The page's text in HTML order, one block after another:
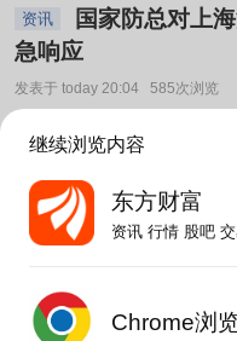
资讯
急响应
发表于 today 20:04 585次浏览
资讯
伊朗：美军使用磷弹实施轰炸 美军：已迫使
53艘商船改变航线！
继续浏览内容
东方财富
资讯 行情 股吧
Chrome浏